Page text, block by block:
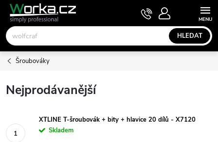
Přejít
obsah
HLEDAT
NÁKUPNÍ
KOŠÍK
Šroubováky
Nejprodávanější
XTLINE T-šroubovák + bity + hlavice 20 dílů - X7120
Skladem